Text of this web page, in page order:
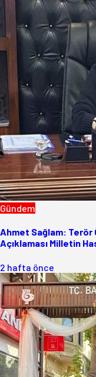
Gündem
Ahmet Sağlam: Terör
Açıklaması Milletin
2 hafta önce